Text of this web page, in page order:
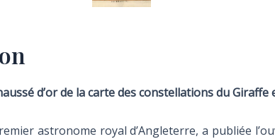
d’or de la carte des constellations du Giraffe
astronome royal d’Angleterre, a publiée